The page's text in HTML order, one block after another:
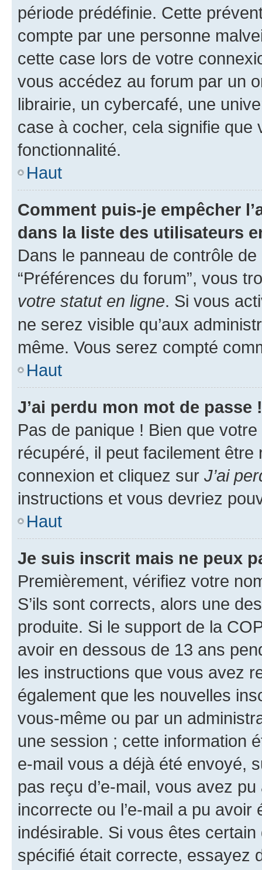
période prédéfinie. Cette
compte par une personne
cette case lors de votre
vous accédez au forum par un
librairie, un cybercafé, une
case à cocher, cela signifie
fonctionnalité.
Haut
Comment puis-je empêcher
dans la liste des utilisateurs
Dans le panneau de contrôle
“Préférences du forum”, vous
votre statut en ligne. Si vous
ne serez visible qu’aux
même. Vous serez compté
Haut
J’ai perdu mon mot de passe !
Pas de panique ! Bien que
récupéré, il peut facilement
connexion et cliquez sur J’ai
instructions et vous devriez
Haut
Je suis inscrit mais ne peux
Premièrement, vérifiez votre
S’ils sont corrects, alors une
produite. Si le support de la
avoir en dessous de 13 ans
les instructions que vous avez
également que les nouvelles
vous-même ou par un
une session ; cette information
e-mail vous a déjà été envoyé,
pas reçu d’e-mail, vous avez
incorrecte ou l’e-mail a pu
indésirable. Si vous êtes
spécifié était correcte, essayez